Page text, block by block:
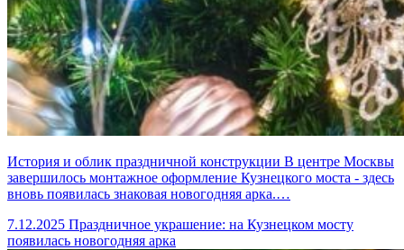
История и облик праздничной конструкции В центре Москвы
завершилось монтажное оформление Кузнецкого моста - здесь
вновь появилась знаковая новогодняя арка.…
7.12.2025 Праздничное украшение: на Кузнецком мосту
появилась новогодняя арка